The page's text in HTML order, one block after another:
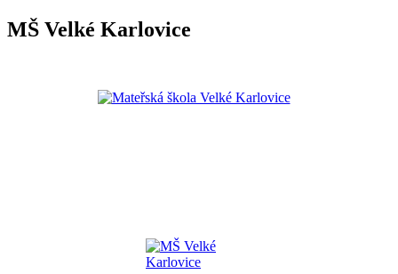
MŠ Velké Karlovice